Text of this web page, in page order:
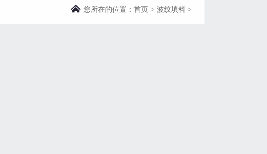
首页 > 波纹填料 >
您所在的位置：